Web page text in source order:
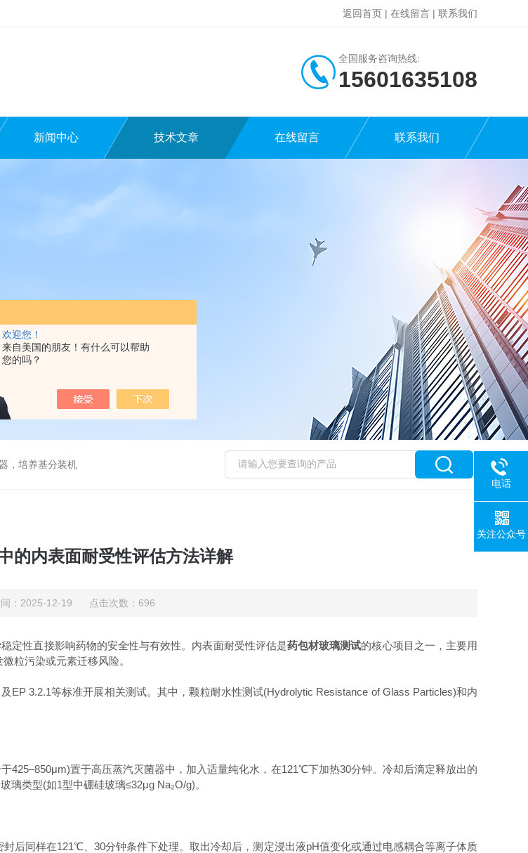
欢迎您！
来自美国的朋友！有什么可以帮助
您的吗？
返回首页 | 在线留言 | 联系我们
全国服务咨询热线:
15601635108
新闻中心 技术文章 在线留言 联系我们
，培养基分装机
的内表面耐受性评估方法详解
间：2025-12-19 点击次数：696
性直接影响药物的安全性与有效性。内表面耐受性评估是药包材玻璃测试的核心项目之一，主要用
粒污染或元素迁移风险。
3.2.1等标准开展相关测试。其中，颗粒耐水性测试(Hydrolytic Resistance of Glass Particles)和内
置于高压蒸汽灭菌器中，加入适量纯化水，在121℃下加热30分钟。冷却后滴定释放出的
璃类型(如1型中硼硅玻璃≤32μg Na₂O/g)。
同样在121℃、30分钟条件下处理。取出冷却后，测定浸出液pH值变化或通过电感耦合等离子体质
电话
关注公众号